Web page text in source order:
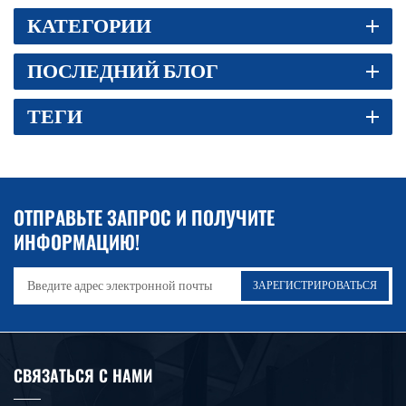
appearance, exquisite workmanship, and pursuit of details,
striving for perfection in mechanical processing welding,
component assembly, painting, labeling, and other aspects. *
Adopting high-quality steel plate welding structure,tempering to
eliminate stress, the frame is thick, rigid, and has strong Shock
absorption. *The structural components are derusted by
sandblasting and sprayed with anti rust paint* The column,
precision machined by a large CNC floor boring and milling
each installation surface. *Upward moving bending design,
smooth operation, convenient operation, and safety. Main
Structure And Working Principle This machine tool mainly consists
of a frame, a slider, a rear material blocking structure, a control
system, and a mold * Rack: Adopting an all steel welded structure
with sufficient strength and rigidity, and simulating real load
load conditions, After welding, annealing treatment is used to
eliminate residual stresses in the frame welding. * Sliding block:
электрический серволистогибочный тормоз в основном опирается на
серводвигатель и вращение винта, поэтому ползунок перемещается
вверх и вниз, при длительной работе точность его
позиционирования может оставаться точной! Более машина,
подробности, добро пожаловать на запрос! 一. Основная конструкция
и принцип работы станка:1. Машина в основном состоит из рамы,
посредством анализа методом конечных элементов для
моделирования условий реальной нагрузки для достижения
требуемых условий нагрузки。После сварки применяется обработка
отжигом для устранения остаточных сварочных напряжений рамы.
（2）Слайдер: В машине используется конструкция направляющей
эксплуатации, простая, не может работать ни один
КАТЕГОРИИ
ПОСЛЕДНИЙ БЛОГ
ТЕГИ
ОТПРАВЬТЕ ЗАПРОС И ПОЛУЧИТЕ
ИНФОРМАЦИЮ!
СВЯЗАТЬСЯ С НАМИ